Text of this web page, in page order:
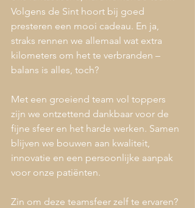
Volgens de Sint hoort bij goed
presteren een mooi cadeau. En ja,
straks rennen we allemaal wat extra
kilometers om het te verbranden –
balans is alles, toch?
Met een groeiend team vol toppers
zijn we ontzettend dankbaar voor de
fijne sfeer en het harde werken. Samen
blijven we bouwen aan kwaliteit,
innovatie en een persoonlijke aanpak
voor onze patiënten.
Zin om deze teamsfeer zelf te ervaren?